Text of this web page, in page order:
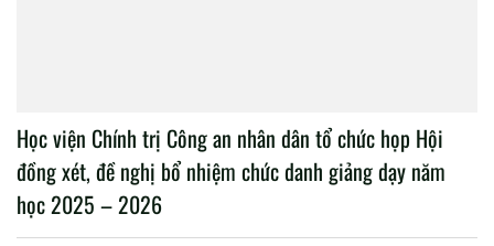
Học viện Chính trị Công an nhân dân tổ chức họp Hội
đồng xét, đề nghị bổ nhiệm chức danh giảng dạy năm
học 2025 – 2026